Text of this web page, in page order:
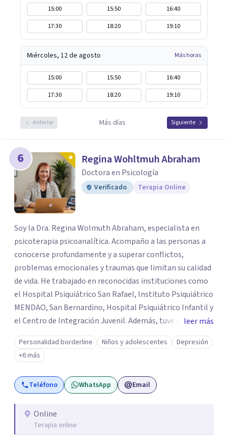
15:00 15:50
16:40
17:30
18:20 19:10
Miércoles, 12 de agosto Más horas
15:00 15:50
16:40
17:30
18:20 19:10
Anterior Más días Siguiente
6 Regina Wohltmuh Abraham
Doctora en Psicología
Verificado Terapia Online
Soy la Dra. Regina Wolmuth Abraham, especialista en
psicoterapia psicoanalítica. Acompaño a las personas a
conocerse profundamente y a superar conflictos,
problemas emocionales y traumas que limitan su calidad
de vida. He trabajado en reconocidas instituciones como
el Hospital Psiquiátrico San Rafael, Instituto Psiquiátrico
MENDAO, San Bernardino, Hospital Psiquiátrico Infantil y
el Centro de Integración Juvenil. Además, tuve el
privilegio de colaborar en comunidades como Olivar del
Conde y Xochimilco, lo que me permitió conocer diversas
realidades y necesidades.
leer más
Personalidad borderline Niños y adolescentes
Depresión
+6 más
Teléfono WhatsApp Email
Online
Terapia online